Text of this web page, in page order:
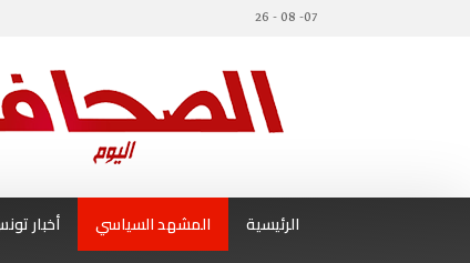
07- 08 - 26
الرئيسية المشهد السياسي أخبار